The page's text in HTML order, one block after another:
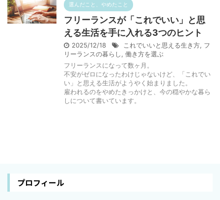
選んだこと、やめたこと
フリーランスが「これでいい」と思
える生活を手に入れる3つのヒント
2025/12/18 これでいいと思える生き方, フ
リーランスの暮らし, 働き方を選ぶ
フリーランスになって数ヶ月。
不安がゼロになったわけじゃないけど、「これでい
い」と思える生活がようやく始まりました。
雇われるのをやめたきっかけと、今の穏やかな暮ら
しについて書いています。
プロフィール